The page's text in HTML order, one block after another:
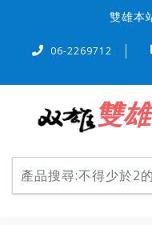
雙雄本
06-2269712
雙